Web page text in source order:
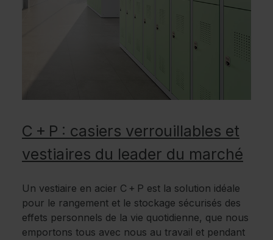
C + P : casiers verrouillables et
vestiaires du leader du marché
Un vestiaire en acier C + P est la solution idéale
pour le rangement et le stockage sécurisés des
effets personnels de la vie quotidienne, que nous
emportons tous avec nous au travail et pendant